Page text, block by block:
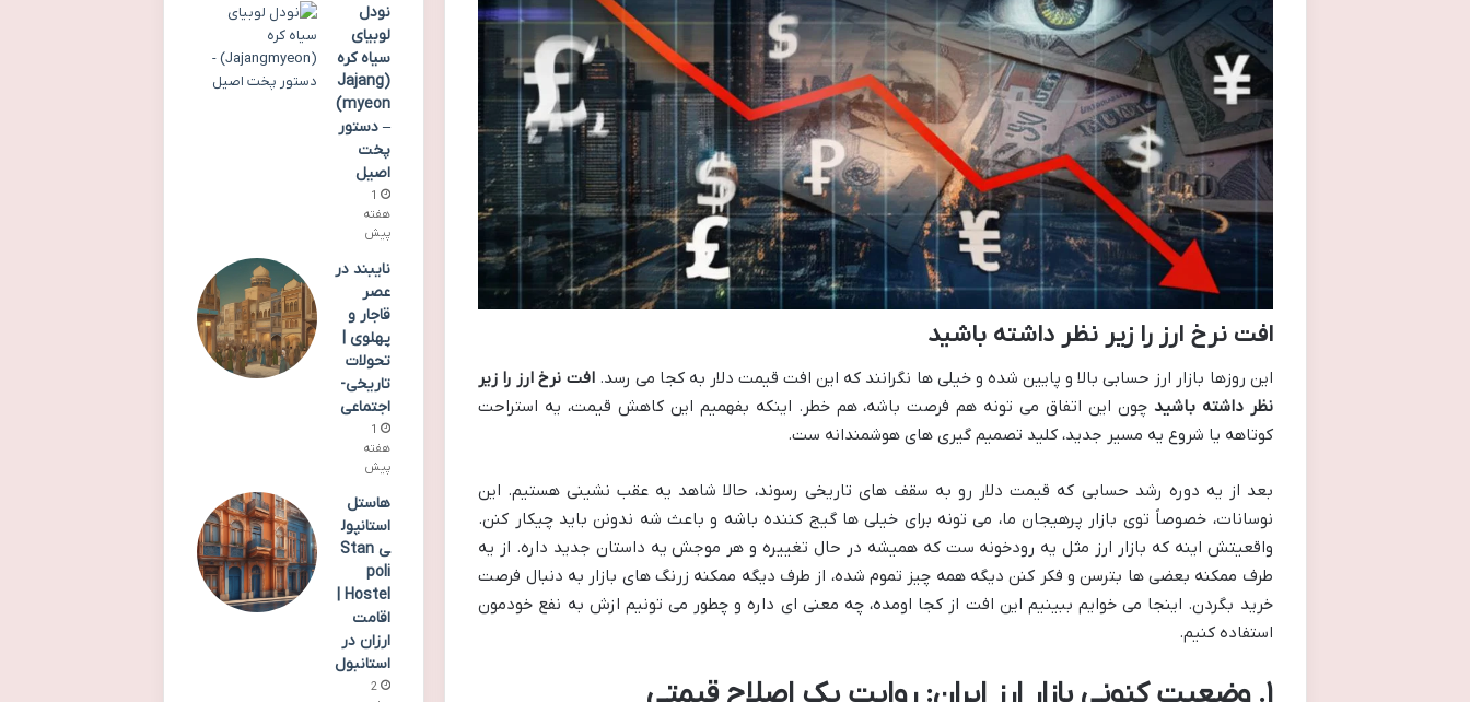
افت نرخ ارز را زیر نظر داشته باشید
این روزها بازار ارز حسابی بالا و پایین شده و خیلی ها نگرانند که این افت قیمت دلار به کجا می رسد.افت نرخ ارز را زیر
نظر داشته باشید چون این اتفاق می تونه هم فرصت باشه، هم خطر. اینکه بفهمیم این کاهش قیمت، یه استراحت
کوتاهه یا شروع یه مسیر جدید، کلید تصمیم گیری های هوشمندانه ست.
بعد از یه دوره رشد حسابی که قیمت دلار رو به سقف های تاریخی رسوند، حالا شاهد یه عقب نشینی هستیم. این
نوسانات، خصوصاً توی بازار پرهیجان ما، می تونه برای خیلی ها گیج کننده باشه و باعث شه ندونن باید چیکار کنن.
واقعیتش اینه که بازار ارز مثل یه رودخونه ست که همیشه در حال تغییره و هر موجش یه داستان جدید داره. از یه
طرف ممکنه بعضی ها بترسن و فکر کنن دیگه همه چیز تموم شده، از طرف دیگه ممکنه زرنگ های بازار به دنبال فرصت
خرید بگردن. اینجا می خوایم ببینیم این افت از کجا اومده، چه معنی ای داره و چطور می تونیم ازش به نفع خودمون
استفاده کنیم.
نودل
لوبیای
سیاه کره
(Jajang
myeon)
– دستور
پخت
اصیل
1
هفته
پیش
نایبند در
عصر
قاجار و
پهلوی |
تحولات
تاریخی-
اجتماعی
1
هفته
پیش
هاستل
استانپول
ی Stan
poli
Hostel |
اقامت
ارزان در
استانبول
2